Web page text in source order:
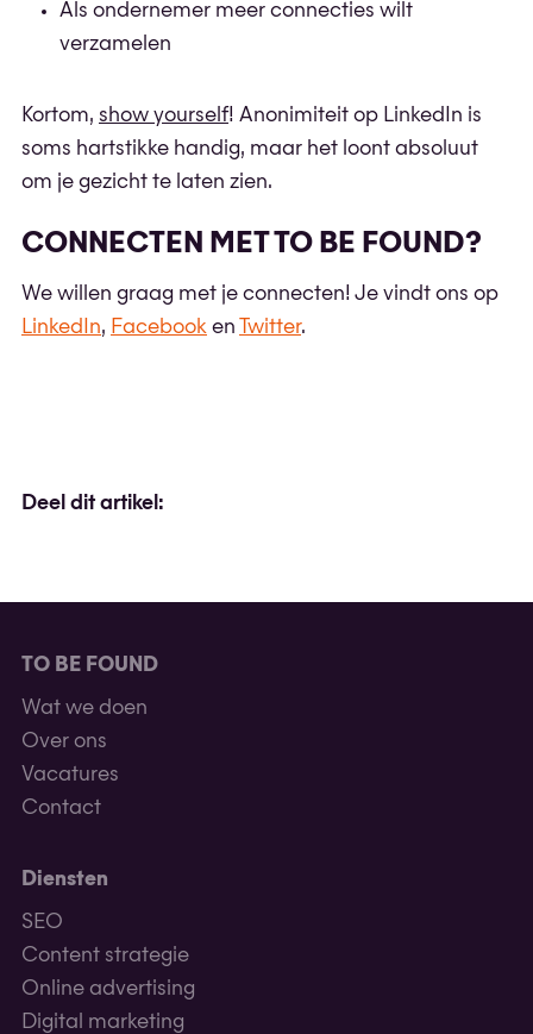
Als ondernemer meer connecties wilt
verzamelen
Kortom, show yourself! Anonimiteit op LinkedIn is
soms hartstikke handig, maar het loont absoluut
om je gezicht te laten zien.
CONNECTEN MET TO BE FOUND?
We willen graag met je connecten! Je vindt ons op
LinkedIn, Facebook en Twitter.
Deel dit artikel:
TO BE FOUND
Wat we doen
Over ons
Vacatures
Contact
Diensten
SEO
Content strategie
Online advertising
Digital marketing